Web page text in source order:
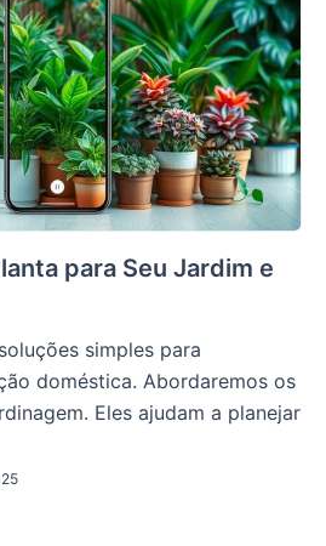
para Seu Jardim e
simples para
doméstica. Abordaremos os
Eles ajudam a planejar